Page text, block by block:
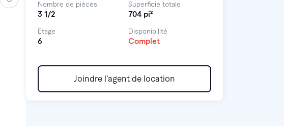
Nombre de pièces
3 1/2
Superficie totale
704 pi²
Étage
6
Disponibilité
Complet
Joindre l’agent de location